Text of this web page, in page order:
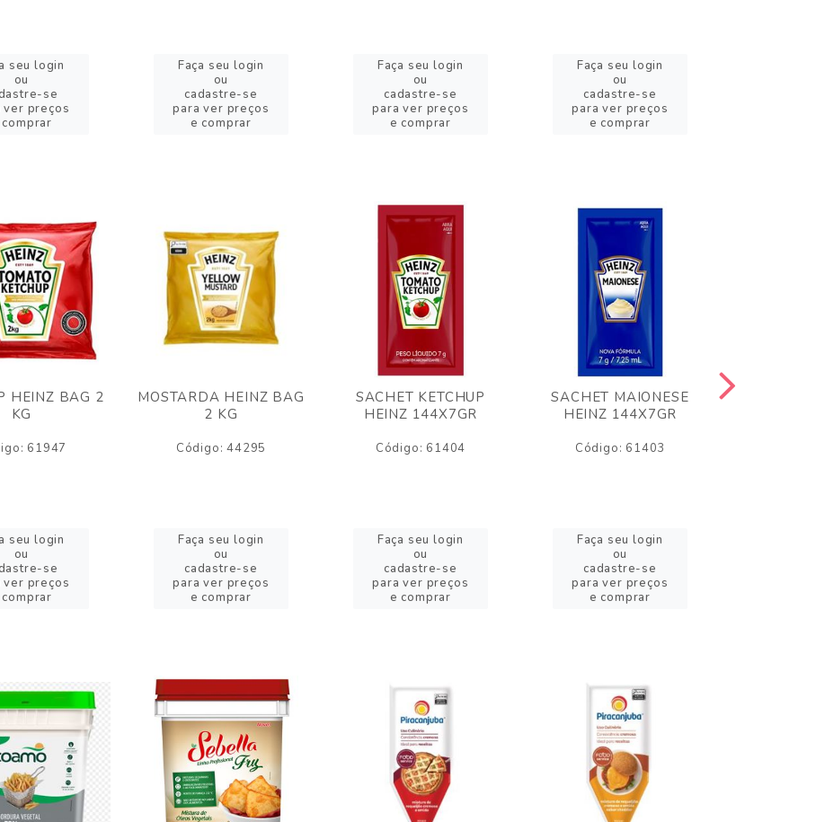
seu login
ou
se
ver preços
Faça seu login
ou
cadastre-se
para ver preços
e comprar
Faça seu login
ou
cadastre-se
para ver preços
e comprar
Faça seu login
ou
cadastre-se
para ver preços
e comprar
HEINZ BAG 2
KG
61947
seu login
ou
se
ver preços
MOSTARDA HEINZ BAG
2 KG
Código: 44295
Faça seu login
ou
cadastre-se
para ver preços
e comprar
SACHET KETCHUP
HEINZ 144X7GR
Código: 61404
Faça seu login
ou
cadastre-se
para ver preços
e comprar
SACHET MAIONESE
HEINZ 144X7GR
Código: 61403
Faça seu login
ou
cadastre-se
para ver preços
e comprar